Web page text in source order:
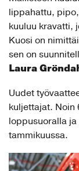
lippahattu,
kuuluu kravatti,
Kuosi on
sen on
Laura
Uudet
kuljettajat. Noin
loppusuoralla
tammikuussa.